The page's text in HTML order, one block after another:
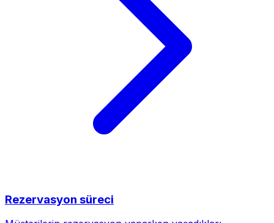
Rezervasyon süreci